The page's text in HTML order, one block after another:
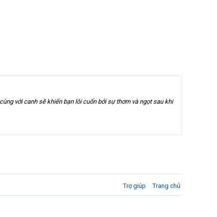
với canh sẽ khiến bạn lôi cuốn bởi sự thơm và ngọt sau khi
Trợ giúp Trang chủ